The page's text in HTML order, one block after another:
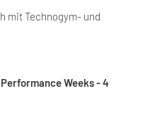
mit Technogym- und
Performance Weeks - 4